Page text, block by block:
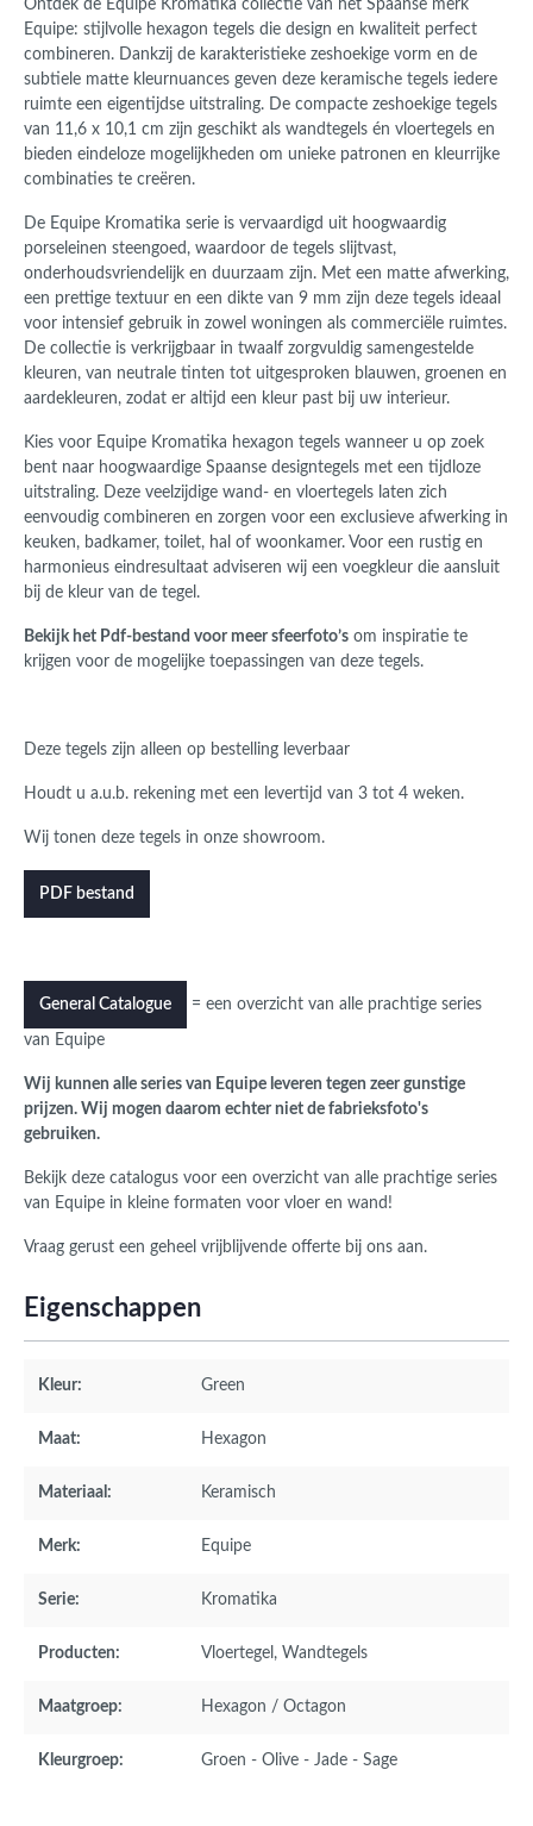
Ontdek de Equipe Kromatika collectie van het Spaanse merk
Equipe: stijlvolle hexagon tegels die design en kwaliteit perfect
combineren. Dankzij de karakteristieke zeshoekige vorm en de
subtiele matte kleurnuances geven deze keramische tegels iedere
ruimte een eigentijdse uitstraling. De compacte zeshoekige tegels
van 11,6 x 10,1 cm zijn geschikt als wandtegels én vloertegels en
bieden eindeloze mogelijkheden om unieke patronen en kleurrijke
combinaties te creëren.
De Equipe Kromatika serie is vervaardigd uit hoogwaardig
porseleinen steengoed, waardoor de tegels slijtvast,
onderhoudsvriendelijk en duurzaam zijn. Met een matte afwerking,
een prettige textuur en een dikte van 9 mm zijn deze tegels ideaal
voor intensief gebruik in zowel woningen als commerciële ruimtes.
De collectie is verkrijgbaar in twaalf zorgvuldig samengestelde
kleuren, van neutrale tinten tot uitgesproken blauwen, groenen en
aardekleuren, zodat er altijd een kleur past bij uw interieur.
Kies voor Equipe Kromatika hexagon tegels wanneer u op zoek
bent naar hoogwaardige Spaanse designtegels met een tijdloze
uitstraling. Deze veelzijdige wand- en vloertegels laten zich
eenvoudig combineren en zorgen voor een exclusieve afwerking in
keuken, badkamer, toilet, hal of woonkamer. Voor een rustig en
harmonieus eindresultaat adviseren wij een voegkleur die aansluit
bij de kleur van de tegel.
Bekijk het Pdf-bestand voor meer sfeerfoto’s om inspiratie te
krijgen voor de mogelijke toepassingen van deze tegels.
Deze tegels zijn alleen op bestelling leverbaar
Houdt u a.u.b. rekening met een levertijd van 3 tot 4 weken.
Wij tonen deze tegels in onze showroom.
PDF bestand
General Catalogue = een overzicht van alle prachtige series
van Equipe
Wij kunnen alle series van Equipe leveren tegen zeer gunstige
prijzen. Wij mogen daarom echter niet de fabrieksfoto's
gebruiken.
Bekijk deze catalogus voor een overzicht van alle prachtige series
van Equipe in kleine formaten voor vloer en wand!
Vraag gerust een geheel vrijblijvende offerte bij ons aan.
Eigenschappen
Kleur: Green
Maat: Hexagon
Materiaal: Keramisch
Merk: Equipe
Serie: Kromatika
Producten: Vloertegel , Wandtegels
Maatgroep: Hexagon / Octagon
Kleurgroep: Groen - Olive - Jade - Sage